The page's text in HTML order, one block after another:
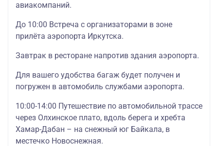
авиакомпаний.
До 10:00 Встреча с организаторами в зоне
прилёта аэропорта Иркутска.
Завтрак в ресторане напротив здания аэропорта.
Для вашего удобства багаж будет получен и
погружен в автомобиль службами аэропорта.
10:00-14:00 Путешествие по автомобильной трассе
через Олхинское плато, вдоль берега и хребта
Хамар-Дабан – на снежный юг Байкала, в
местечко Новоснежная.